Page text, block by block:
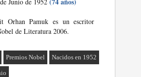
Orhan Pamuk es un escritor
de Literatura 2006.
Premios Nobel Nacidos en 1952